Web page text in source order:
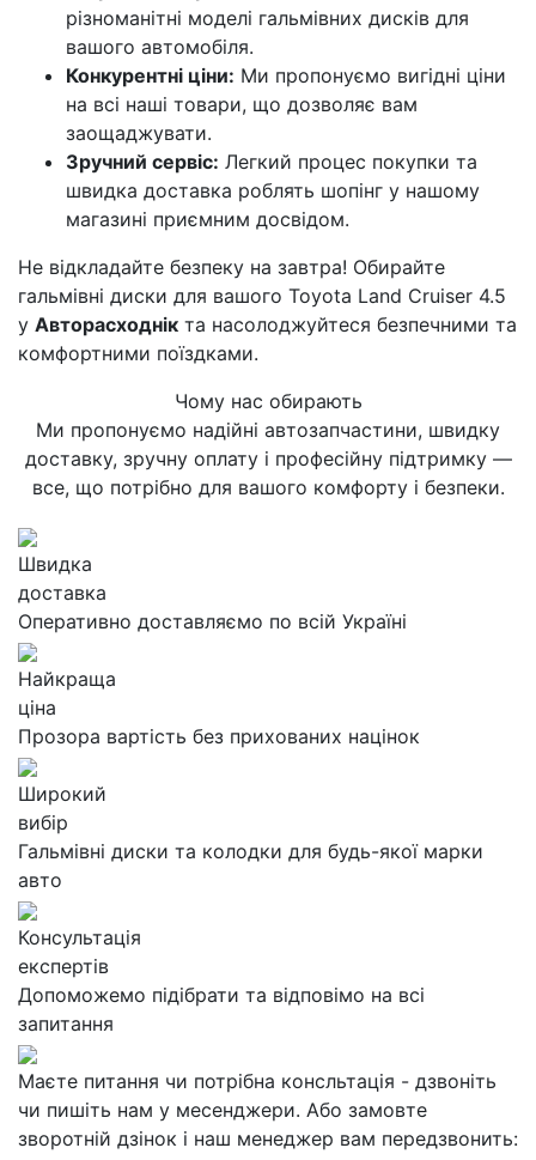
різноманітні моделі гальмівних дисків для
вашого автомобіля.
Конкурентні ціни: Ми пропонуємо вигідні ціни
на всі наші товари, що дозволяє вам
заощаджувати.
Зручний сервіс: Легкий процес покупки та
швидка доставка роблять шопінг у нашому
магазині приємним досвідом.
Не відкладайте безпеку на завтра! Обирайте
гальмівні диски для вашого Toyota Land Cruiser 4.5
у Авторасходнік та насолоджуйтеся безпечними та
комфортними поїздками.
Чому нас обирають
Ми пропонуємо надійні автозапчастини, швидку
доставку, зручну оплату і професійну підтримку —
все, що потрібно для вашого комфорту і безпеки.
Швидка
доставка
Оперативно доставляємо по всій Україні
Найкраща
ціна
Прозора вартість без прихованих націнок
Широкий
вибір
Гальмівні диски та колодки для будь-якої марки
авто
Консультація
експертів
Допоможемо підібрати та відповімо на всі
запитання
Маєте питання чи потрібна консльтація - дзвоніть
чи пишіть нам у месенджери. Або замовте
зворотній дзінок і наш менеджер вам передзвонить: